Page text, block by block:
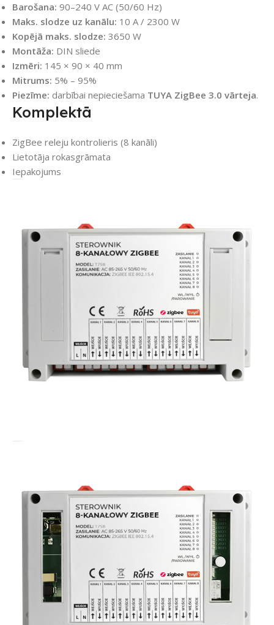
Barošana: 90–240 V AC (50/60 Hz)
Maks. slodze uz kanālu: 10 A / 2300 W
Kopējā maks. slodze: 3650 W
Montāža: DIN sliede
Izmēri: 145 × 90 × 40 mm
Mitrums: 5% – 95%
Piezīme: darbībai nepieciešama TUYA ZigBee 3.0 vārteja.
Komplektā
ZigBee releju kontrolieris (8 kanāli)
Lietotāja rokasgrāmata
Iepakojums